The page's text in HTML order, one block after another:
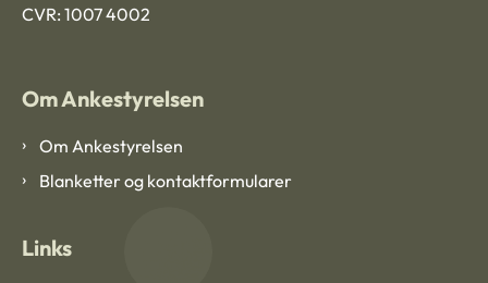
CVR: 1007 4002
Om Ankestyrelsen
Om Ankestyrelsen
Blanketter og kontaktformularer
Links